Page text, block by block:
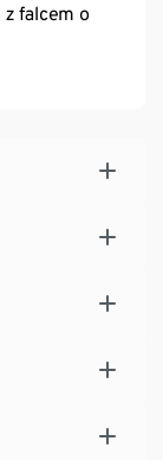
z falcem o